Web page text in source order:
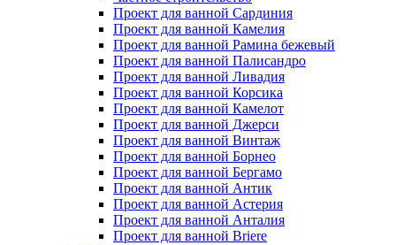
Проект для ванной Сардиния
Проект для ванной Камелия
Проект для ванной Рамина бежевый
Проект для ванной Палисандро
Проект для ванной Ливадия
Проект для ванной Корсика
Проект для ванной Камелот
Проект для ванной Джерси
Проект для ванной Винтаж
Проект для ванной Борнео
Проект для ванной Бергамо
Проект для ванной Антик
Проект для ванной Астерия
Проект для ванной Анталия
Проект для ванной Briere